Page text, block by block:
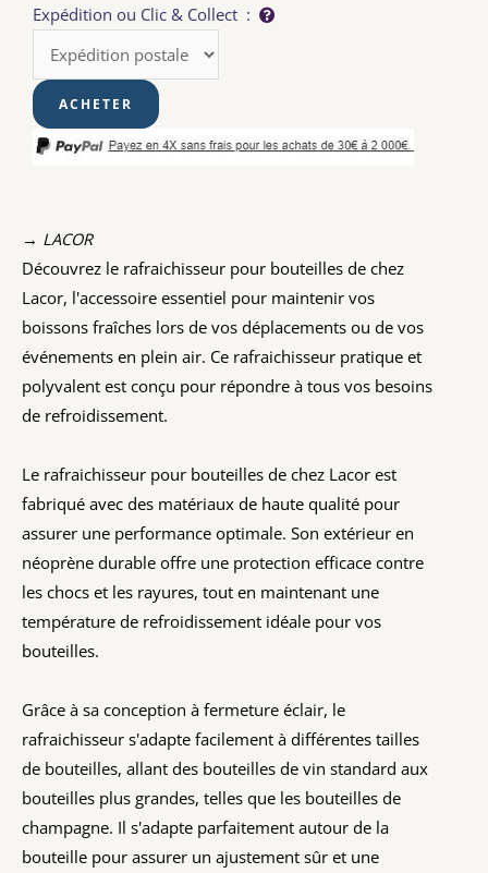
Expédition ou Clic & Collect :
→ LACOR
Découvrez le rafraichisseur pour bouteilles de chez
Lacor, l'accessoire essentiel pour maintenir vos
boissons fraîches lors de vos déplacements ou de vos
événements en plein air. Ce rafraichisseur pratique et
polyvalent est conçu pour répondre à tous vos besoins
de refroidissement.
Le rafraichisseur pour bouteilles de chez Lacor est
fabriqué avec des matériaux de haute qualité pour
assurer une performance optimale. Son extérieur en
néoprène durable offre une protection efficace contre
les chocs et les rayures, tout en maintenant une
température de refroidissement idéale pour vos
bouteilles.
Grâce à sa conception à fermeture éclair, le
rafraichisseur s'adapte facilement à différentes tailles
de bouteilles, allant des bouteilles de vin standard aux
bouteilles plus grandes, telles que les bouteilles de
champagne. Il s'adapte parfaitement autour de la
bouteille pour assurer un ajustement sûr et une